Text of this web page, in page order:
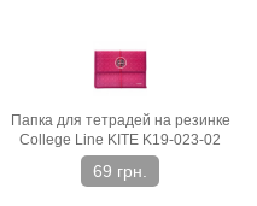
Папка для тетрадей на резинке
College Line KITE K19-023-02
69 грн.